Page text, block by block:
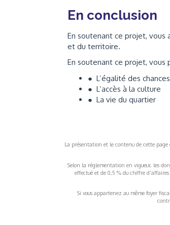
En conclusion
En soutenant ce projet, vous
et du territoire.
En soutenant ce projet, vous
● L’égalité des chances
● L’accès à la culture
● La vie du quartier
La présentation et le contenu de cette
Selon la réglementation en vigueur, les
effectué et de 0,5 % du chiffre
Si vous appartenez au même foyer